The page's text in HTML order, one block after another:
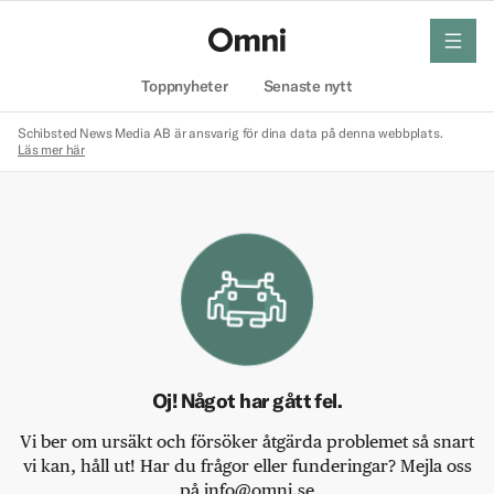
Toppnyheter Senaste nytt
meny
Schibsted News Media AB är ansvarig för dina data på denna webbplats.
Läs mer här
Oj! Något har gått fel.
Vi ber om ursäkt och försöker åtgärda problemet så snart
vi kan, håll ut! Har du frågor eller funderingar? Mejla oss